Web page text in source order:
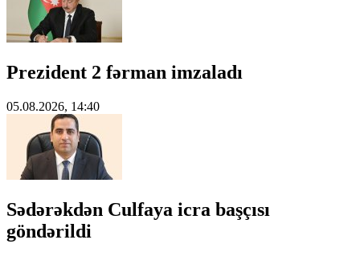
Prezident 2 fərman imzaladı
05.08.2026, 14:40
Sədərəkdən Culfaya icra başçısı
göndərildi